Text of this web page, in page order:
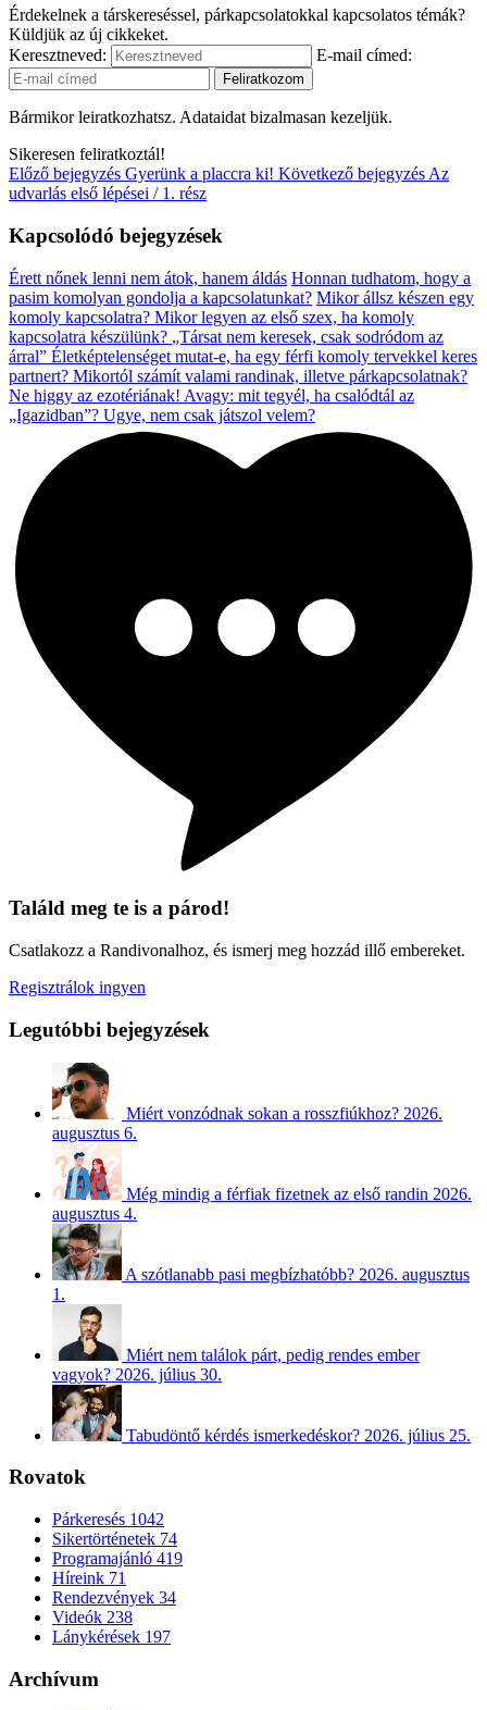
Érdekelnek a társkereséssel, párkapcsolatokkal kapcsolatos témák?
Küldjük az új cikkeket.
Keresztneved:
E-mail címed:
Bármikor leiratkozhatsz. Adataidat bizalmasan kezeljük.
Sikeresen feliratkoztál!
Előző bejegyzés Gyerünk a placcra ki! Következő bejegyzés Az
udvarlás első lépései / 1. rész
Kapcsolódó bejegyzések
Érett nőnek lenni nem átok, hanem áldás Honnan tudhatom, hogy a
pasim komolyan gondolja a kapcsolatunkat? Mikor állsz készen egy
komoly kapcsolatra? Mikor legyen az első szex, ha komoly
kapcsolatra készülünk? „Társat nem keresek, csak sodródom az
árral” Életképtelenséget mutat-e, ha egy férfi komoly tervekkel keres
partnert? Mikortól számít valami randinak, illetve párkapcsolatnak?
Ne higgy az ezotériának! Avagy: mit tegyél, ha csalódtál az
„Igazidban”? Ugye, nem csak játszol velem?
Találd meg te is a párod!
Csatlakozz a Randivonalhoz, és ismerj meg hozzád illő embereket.
Regisztrálok ingyen
Legutóbbi bejegyzések
Miért vonzódnak sokan a rosszfiúkhoz? 2026.
augusztus 6.
Még mindig a férfiak fizetnek az első randin 2026.
augusztus 4.
A szótlanabb pasi megbízhatóbb? 2026. augusztus
1.
Miért nem találok párt, pedig rendes ember
vagyok? 2026. július 30.
Tabudöntő kérdés ismerkedéskor? 2026. július 25.
Rovatok
Párkeresés 1042
Sikertörténetek 74
Programajánló 419
Híreink 71
Rendezvények 34
Videók 238
Lánykérések 197
Archívum